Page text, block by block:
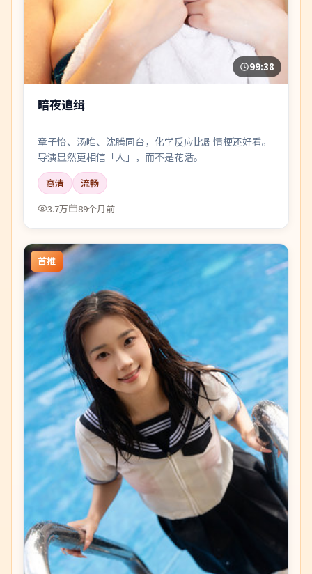
99:38
暗夜追缉
章子怡、汤唯、沈腾同台，化学反应比剧情梗还好看。
导演显然更相信「人」，而不是花活。
高清
流畅
3.7万
89个月前
首推